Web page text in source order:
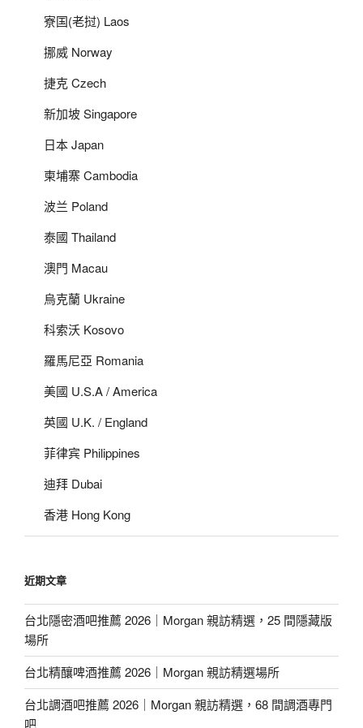
寮国(老挝) Laos
挪威 Norway
捷克 Czech
新加坡 Singapore
日本 Japan
柬埔寨 Cambodia
波兰 Poland
泰國 Thailand
澳門 Macau
烏克蘭 Ukraine
科索沃 Kosovo
羅馬尼亞 Romania
美國 U.S.A / America
英國 U.K. / England
菲律宾 Philippines
迪拜 Dubai
香港 Hong Kong
近期文章
台北隱密酒吧推薦 2026｜Morgan 親訪精選，25 間隱藏版
場所
台北精釀啤酒推薦 2026｜Morgan 親訪精選場所
台北調酒吧推薦 2026｜Morgan 親訪精選，68 間調酒專門
吧